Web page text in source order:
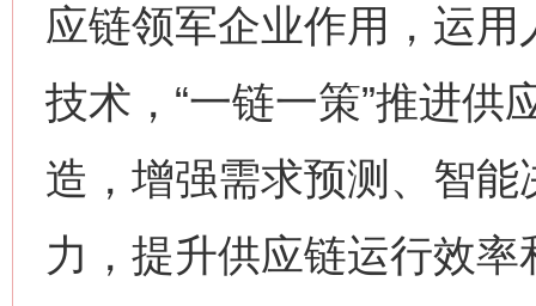
应链领军企业作用，运
技术，“一链一策”推进供
造，增强需求预测、智
力，提升供应链运行效